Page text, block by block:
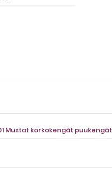
Mustat korkokengät puukengät